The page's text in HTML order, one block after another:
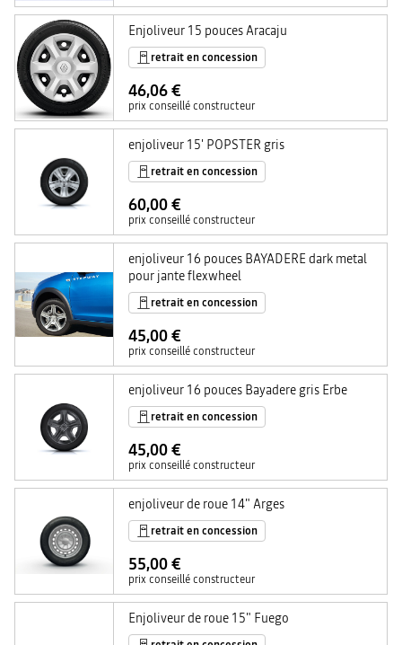
Enjoliveur 15 pouces Aracaju
retrait en concession
46,06 €
prix conseillé constructeur
enjoliveur 15' POPSTER gris
retrait en concession
60,00 €
prix conseillé constructeur
enjoliveur 16 pouces BAYADERE dark metal
pour jante flexwheel
retrait en concession
45,00 €
prix conseillé constructeur
enjoliveur 16 pouces Bayadere gris Erbe
retrait en concession
45,00 €
prix conseillé constructeur
enjoliveur de roue 14" Arges
retrait en concession
55,00 €
prix conseillé constructeur
Enjoliveur de roue 15" Fuego